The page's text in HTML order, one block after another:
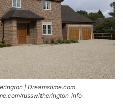
| Dreamstime.com
russwitherington_info